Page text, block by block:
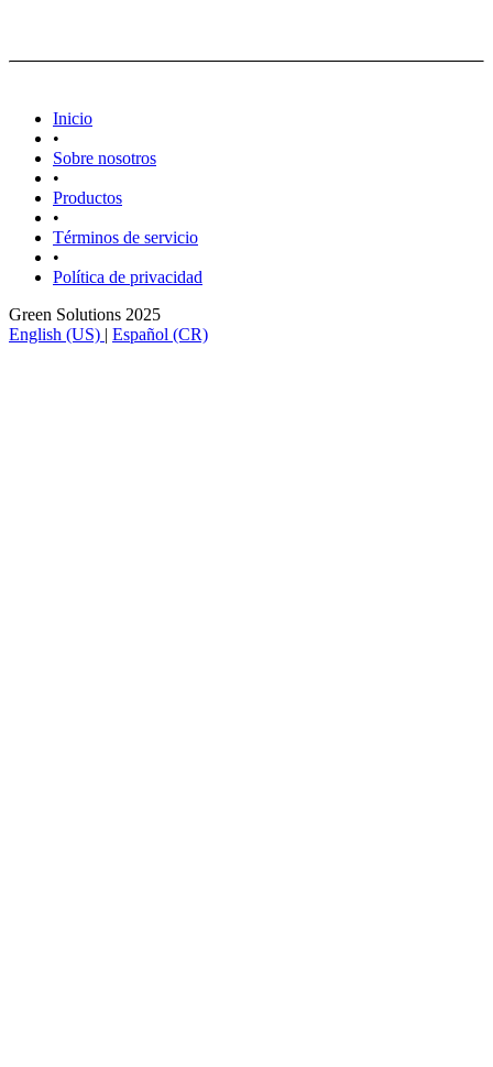
Inicio
•
Sobre nosotros
•
Productos
•
Términos de servicio
•
Política de privacidad
Green Solutions 2025
English (US) | Español (CR)